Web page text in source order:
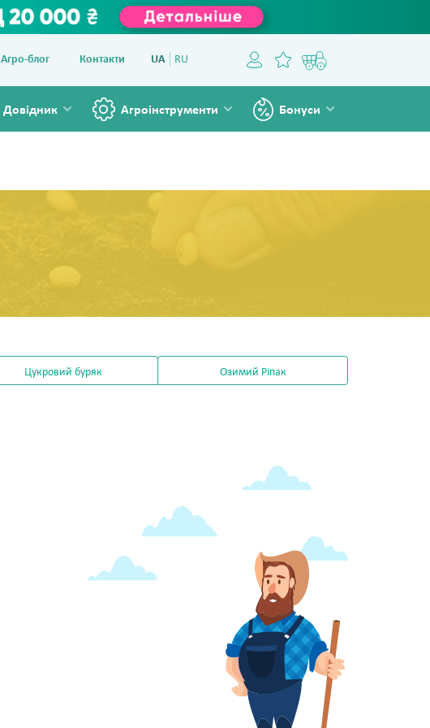
Агро-блог Контакти UA RU
Довiдник Агроінструменти Бонуси
Цукровий буряк Озимий Ріпак